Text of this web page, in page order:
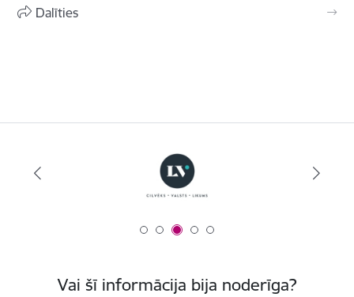
Dalīties
Vai šī informācija bija noderīga?